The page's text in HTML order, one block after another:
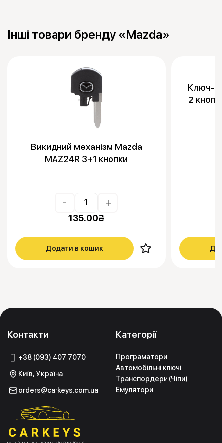
Інші товари бренду «Mazda»
Викидний механізм Mazda
MAZ24R 3+1 кнопки
- +
135.00₴
Додати в кошик
Ключ-
2
Контакти
+38 (093) 407 7070
Київ, Україна
orders@carkeys.com.ua
Категорії
Програматори
Автомобільні ключі
Транспордери (Чіпи)
Емулятори